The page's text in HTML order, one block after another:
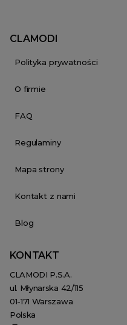
CLAMODI
Polityka prywatności
O firmie
FAQ
Regulaminy
Mapa strony
Kontakt z nami
Blog
KONTAKT
CLAMODI P.S.A.
ul. Młynarska 42/115
01-171 Warszawa
Polska